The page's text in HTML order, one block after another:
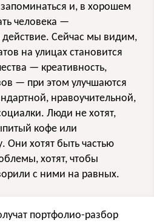
и, в хорошем
человека —
Сейчас мы видим,
на улицах становится
— креативность,
— при этом улучшаются
нравоучительной,
Люди не хотят,
кофе или
Они хотят быть частью
хотят, чтобы
с ними на равных.
портфолио-разбор